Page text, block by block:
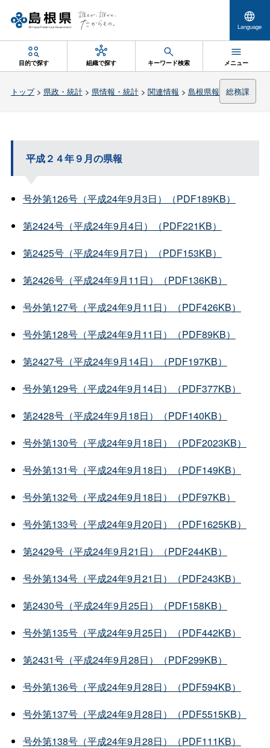
Language
目的で探す 組織で探す キーワード検索 メニュー
トップ> 県政・統計> 県情報・統計> 関連情報 > 島根県報 総務課
平成２４年９月の県報
号外第126号（平成24年9月3日）（PDF189KB）
第2424号（平成24年9月4日）（PDF221KB）
第2425号（平成24年9月7日）（PDF153KB）
第2426号（平成24年9月11日）（PDF136KB）
号外第127号（平成24年9月11日）（PDF426KB）
号外第128号（平成24年9月11日）（PDF89KB）
第2427号（平成24年9月14日）（PDF197KB）
号外第129号（平成24年9月14日）（PDF377KB）
第2428号（平成24年9月18日）（PDF140KB）
号外第130号（平成24年9月18日）（PDF2023KB）
号外第131号（平成24年9月18日）（PDF149KB）
号外第132号（平成24年9月18日）（PDF97KB）
号外第133号（平成24年9月20日）（PDF1625KB）
第2429号（平成24年9月21日）（PDF244KB）
号外第134号（平成24年9月21日）（PDF243KB）
第2430号（平成24年9月25日）（PDF158KB）
号外第135号（平成24年9月25日）（PDF442KB）
第2431号（平成24年9月28日）（PDF299KB）
号外第136号（平成24年9月28日）（PDF594KB）
号外第137号（平成24年9月28日）（PDF5515KB）
号外第138号（平成24年9月28日）（PDF111KB）